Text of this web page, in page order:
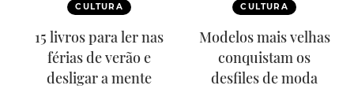
CULTURA
15 livros para ler nas
férias de verão e
desligar a mente
CULTURA
Modelos mais velhas
conquistam os
desfiles de moda